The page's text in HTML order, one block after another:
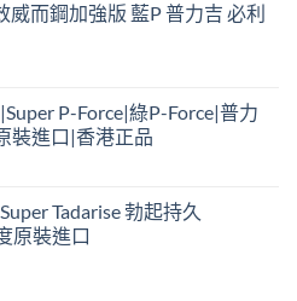
威而鋼加強版 藍P 普力吉 必利
P-Force|綠P-Force|普力
裝進口|香港正品
Tadarise 勃起持久
原裝進口